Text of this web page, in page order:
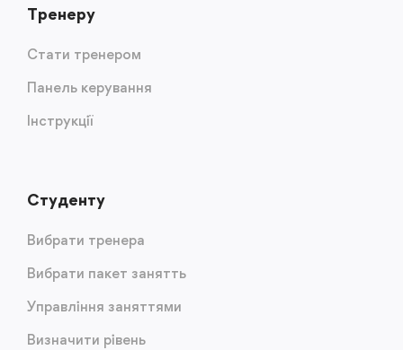
Тренеру
Стати тренером
Панель керування
Інструкції
Студенту
Вибрати тренера
Вибрати пакет занятть
Управління заняттями
Визначити рівень